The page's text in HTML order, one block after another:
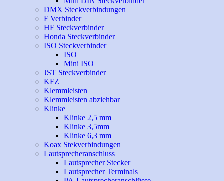
DMX Steckverbindungen
F Verbinder
HF Steckverbinder
Honda Steckverbinder
ISO Steckverbinder
ISO
Mini ISO
JST Steckverbinder
KFZ
Klemmleisten
Klemmleisten abziehbar
Klinke
Klinke 2,5 mm
Klinke 3,5mm
Klinke 6,3 mm
Koax Stekverbindungen
Lautsprecheranschluss
Lautsprecher Stecker
Lautsprecher Terminals